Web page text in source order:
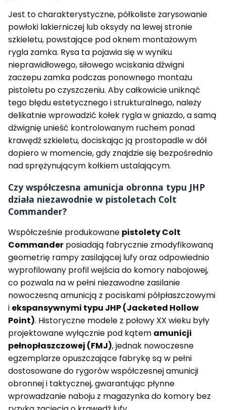
Jest to charakterystyczne, półkoliste zarysowanie
powłoki lakierniczej lub oksydy na lewej stronie
szkieletu, powstające pod oknem montażowym
rygla zamka. Rysa ta pojawia się w wyniku
nieprawidłowego, siłowego wciskania dźwigni
zaczepu zamka podczas ponownego montażu
pistoletu po czyszczeniu. Aby całkowicie uniknąć
tego błędu estetycznego i strukturalnego, należy
delikatnie wprowadzić kołek rygla w gniazdo, a samą
dźwignię unieść kontrolowanym ruchem ponad
krawędź szkieletu, dociskając ją prostopadle w dół
dopiero w momencie, gdy znajdzie się bezpośrednio
nad sprężynującym kołkiem ustalającym.
Czy współczesna amunicja obronna typu JHP
działa niezawodnie w pistoletach Colt
Commander?
Współcześnie produkowane pistolety Colt
Commander posiadają fabrycznie zmodyfikowaną
geometrię rampy zasilającej lufy oraz odpowiednio
wyprofilowany profil wejścia do komory nabojowej,
co pozwala na w pełni niezawodne zasilanie
nowoczesną amunicją z pociskami półpłaszczowymi
i ekspansywnymi typu JHP (Jacketed Hollow
Point). Historyczne modele z połowy XX wieku były
projektowane wyłącznie pod kątem amunicji
pełnopłaszczowej (FMJ), jednak nowoczesne
egzemplarze opuszczające fabrykę są w pełni
dostosowane do rygorów współczesnej amunicji
obronnej i taktycznej, gwarantując płynne
wprowadzanie naboju z magazynka do komory bez